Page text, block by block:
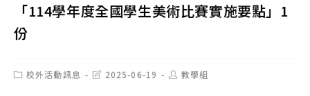
「114學年度全國學生美術比賽實施要點」1
份
Post校外活動訊息
Post2025-06-19
Post教學組